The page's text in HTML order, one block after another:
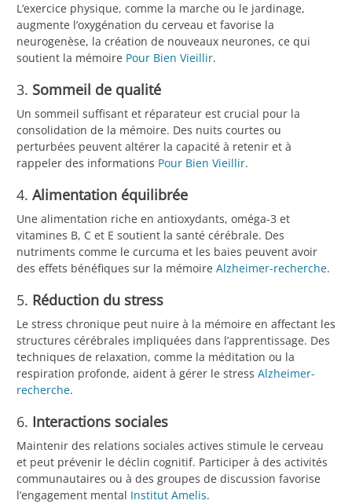
L’exercice physique, comme la marche ou le jardinage,
augmente l’oxygénation du cerveau et favorise la
neurogenèse, la création de nouveaux neurones, ce qui
soutient la mémoire Pour Bien Vieillir.
3. Sommeil de qualité
Un sommeil suffisant et réparateur est crucial pour la
consolidation de la mémoire. Des nuits courtes ou
perturbées peuvent altérer la capacité à retenir et à
rappeler des informations Pour Bien Vieillir.
4. Alimentation équilibrée
Une alimentation riche en antioxydants, oméga-3 et
vitamines B, C et E soutient la santé cérébrale. Des
nutriments comme le curcuma et les baies peuvent avoir
des effets bénéfiques sur la mémoire Alzheimer-recherche.
5. Réduction du stress
Le stress chronique peut nuire à la mémoire en affectant les
structures cérébrales impliquées dans l’apprentissage. Des
techniques de relaxation, comme la méditation ou la
respiration profonde, aident à gérer le stress Alzheimer-
recherche.
6. Interactions sociales
Maintenir des relations sociales actives stimule le cerveau
et peut prévenir le déclin cognitif. Participer à des activités
communautaires ou à des groupes de discussion favorise
l’engagement mental Institut Amelis.